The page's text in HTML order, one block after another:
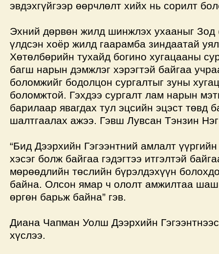
эвдэхгүйгээр өөрчлөлт хийх нь сорилт
Эхний дөрвөн жилд шинжлэх ухааныг
үлдсэн хоёр жилд гаарамба зиндаатай
Хөтөлбөрийн тухайд богино хугацааны
багш нарын дэмжлэг хэрэгтэй байгаа
боломжийг бодолцон сургалтыг зуны
боломжтой. Гэхдээ сургалт лам нарын
барилаар явагдах тул эцсийн эцэст төвд
шалтгаалах ажээ. Гэвш Лувсан Тэнзин
“Бид Дээрхийн Гэгээнтний амлалт
хэсэг болж байгаа гэдэгтээ итгэлтэй
мөрөөдлийн төслийн бүрэлдэхүүн
байна. Олсон ямар ч ололт амжилтаа
өргөн барьж байна” гэв.
Диана Чапман Уолш Дээрхийн Гэгээнтнээс
хүслээ.